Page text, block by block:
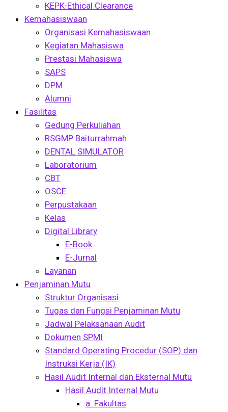
KEPK-Ethical Clearance
Kemahasiswaan
Organisasi Kemahasiswaan
Kegiatan Mahasiswa
Prestasi Mahasiswa
SAPS
DPM
Alumni
Fasilitas
Gedung Perkuliahan
RSGMP Baiturrahmah
DENTAL SIMULATOR
Laboratorium
CBT
OSCE
Perpustakaan
Kelas
Digital Library
E-Book
E-Jurnal
Layanan
Penjaminan Mutu
Struktur Organisasi
Tugas dan Fungsi Penjaminan Mutu
Jadwal Pelaksanaan Audit
Dokumen SPMI
Standard Operating Procedur (SOP) dan
Instruksi Kerja (IK)
Hasil Audit Internal dan Eksternal Mutu
Hasil Audit Internal Mutu
a. Fakultas